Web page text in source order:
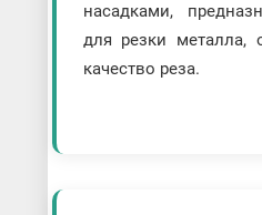
насадками,
для резки металла,
качество реза.